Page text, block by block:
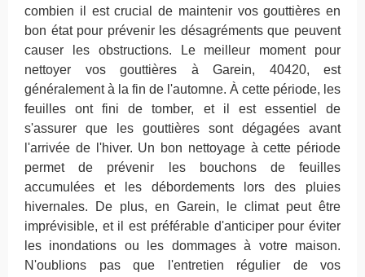
combien il est crucial de maintenir vos gouttières en
bon état pour prévenir les désagréments que peuvent
causer les obstructions. Le meilleur moment pour
nettoyer vos gouttières à Garein, 40420, est
généralement à la fin de l'automne. À cette période, les
feuilles ont fini de tomber, et il est essentiel de
s'assurer que les gouttières sont dégagées avant
l'arrivée de l'hiver. Un bon nettoyage à cette période
permet de prévenir les bouchons de feuilles
accumulées et les débordements lors des pluies
hivernales. De plus, en Garein, le climat peut être
imprévisible, et il est préférable d'anticiper pour éviter
les inondations ou les dommages à votre maison.
N'oublions pas que l'entretien régulier de vos